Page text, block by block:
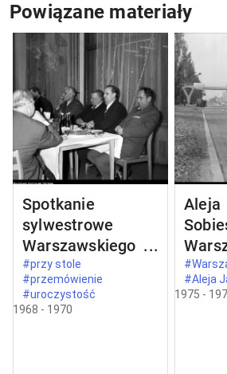
Powiązane materiały
Spotkanie
sylwestrowe
Warszawskiego
Komitetu
Zjednoczonego
Stronnictwa
#przy stole
#przemówienie
#uroczystość
1968 - 1970
#Aleja
1975 -